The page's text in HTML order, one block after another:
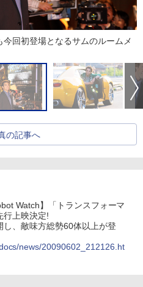
回初登場となるサムのルームメ
の記事へ
Watch】「トランスフォーマ
行上映決定!
し、敵味方総勢60体以上が登
news/20090602_212126.ht